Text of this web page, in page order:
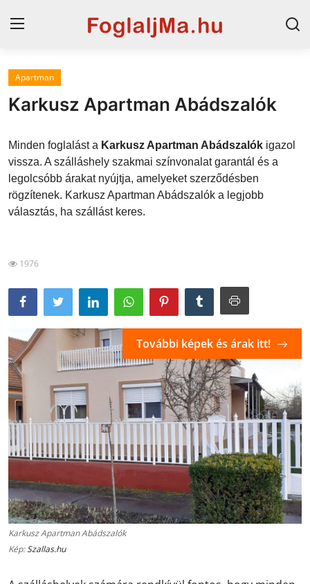
Horvát tengerpart
Szállások a Balatonon
Horvátország
Blog
Apartman
Karkusz Apartman Abádszalók
Minden foglalást a Karkusz Apartman Abádszalók igazol
vissza. A szálláshely szakmai színvonalat garantál és a
legolcsóbb árakat nyújtja, amelyeket szerződésben
rögzítenek. Karkusz Apartman Abádszalók a legjobb
választás, ha szállást keres.
1976
Karkusz Apartman Abádszalók
Kép:Szallas.hu
További képek és árak itt!